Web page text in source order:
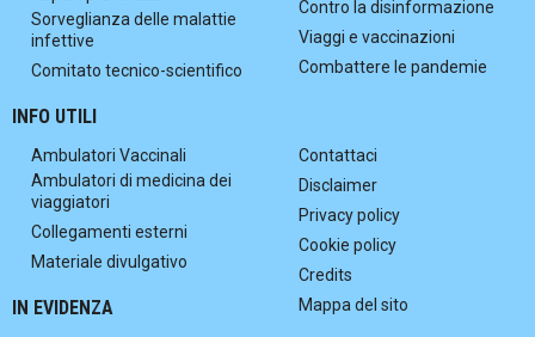
Sorveglianza delle malattie
infettive
Comitato tecnico-scientifico
Contro la disinformazione
Viaggi e vaccinazioni
Combattere le pandemie
INFO UTILI
Ambulatori Vaccinali
Ambulatori di medicina dei
viaggiatori
Collegamenti esterni
Materiale divulgativo
IN EVIDENZA
Contattaci
Disclaimer
Privacy policy
Cookie policy
Credits
Mappa del sito